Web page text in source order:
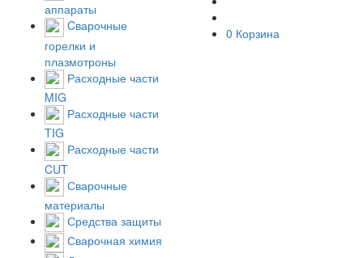
аппараты
Cварочные
горелки и
плазмотроны
Расходные части
MIG
Расходные части
TIG
Расходные части
CUT
Сварочные
материалы
Средства защиты
Сварочная химия
0 Корзина